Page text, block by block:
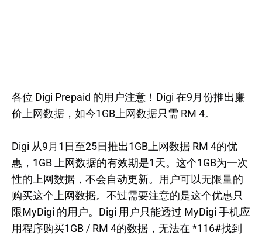
各位 Digi Prepaid 的用户注意！Digi 在9月份推出廉
价上网数据，如今1GB上网数据只需 RM 4。
Digi 从9月1日至25日推出1GB上网数据 RM 4的优
惠，1GB 上网数据的有效期是1天。这个1GB为一次
性的上网数据，不会自动更新。用户可以无限量的
购买这个上网数据。不过需要注意的是这个优惠只
限MyDigi 的用户。Digi 用户只能透过 MyDigi 手机应
用程序购买1GB / RM 4的数据，无法在 *116#找到